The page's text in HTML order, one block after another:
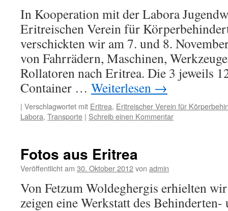
In Kooperation mit der Labora
Eritreischen Verein für
verschickten wir am 7. und 8.
von Fahrrädern, Maschinen,
Rollatoren nach Eritrea. Die 3 jeweils
Container … Weiterlesen →
| Verschlagwortet mit Eritrea, Eritreischer Verein für
Labora, Transporte | Schreib einen Kommentar
Fotos aus Eritrea
Veröffentlicht am 30. Oktober 2012von admin
Von Fetzum Woldeghergis erhielten
zeigen eine Werkstatt des Behinderten-